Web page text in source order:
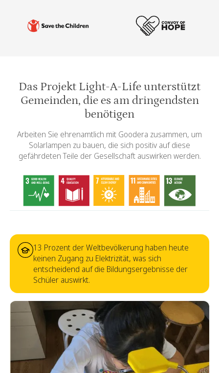
Das Projekt Light-A-Life unterstützt
Gemeinden, die es am dringendsten
benötigen
Arbeiten Sie ehrenamtlich mit Goodera zusammen, um
Solarlampen zu bauen, die sich positiv auf diese
gefährdeten Teile der Gesellschaft auswirken werden.
13 Prozent der Weltbevölkerung haben heute
keinen Zugang zu Elektrizität, was sich
entscheidend auf die Bildungsergebnisse der
Schüler auswirkt.